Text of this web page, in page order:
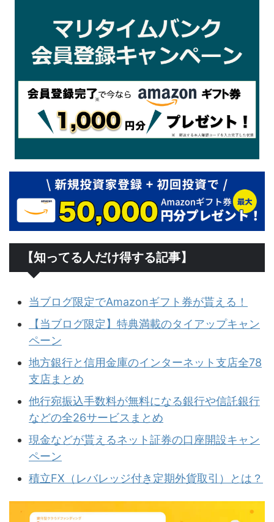
【知ってる人だけ得する記事】
当ブログ限定でAmazonギフト券が貰える！
【当ブログ限定】特典満載のタイアップキャン
ペーン
地方銀行と信用金庫のインターネット支店全78
支店まとめ
他行宛振込手数料が無料になる銀行や信託銀行
などの全26サービスまとめ
現金などが貰えるネット証券の口座開設キャン
ペーン
積立FX（レバレッジ付き定期外貨取引）とは？